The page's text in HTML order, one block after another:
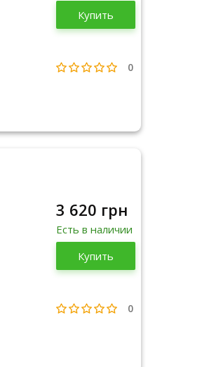
Таиланд
2025Купить
0
Китай
2025
3 620 грн
Есть в наличии
Купить
0